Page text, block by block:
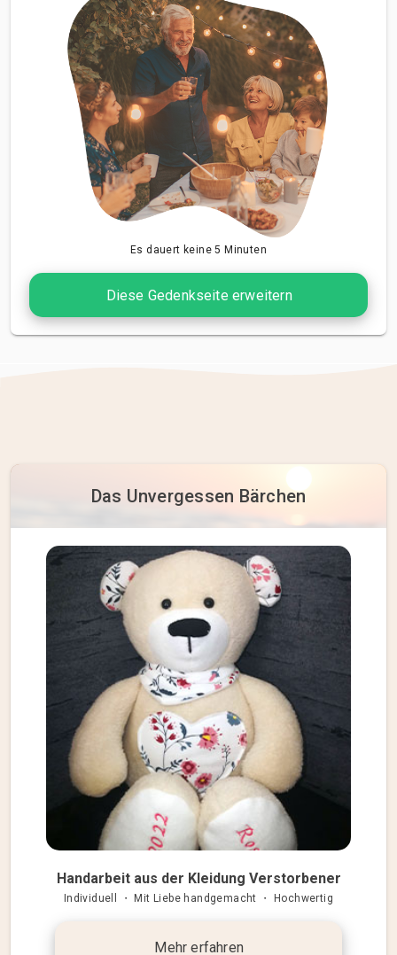
Es dauert keine 5 Minuten
Diese Gedenkseite erweitern
Das Unvergessen Bärchen
Handarbeit aus der Kleidung Verstorbener
Individuell ・ Mit Liebe handgemacht ・ Hochwertig
Mehr erfahren